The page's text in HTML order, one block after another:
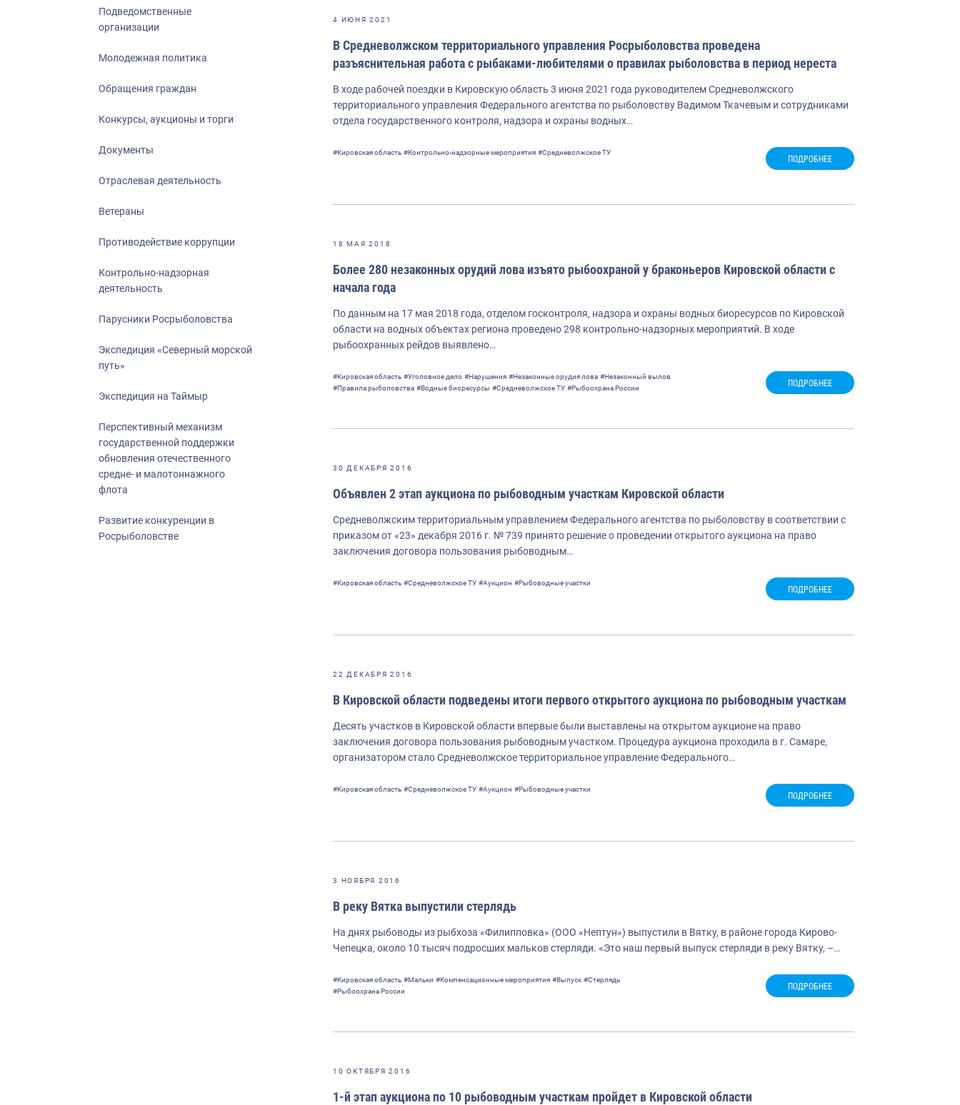
Подведомственные
организации
Молодежная политика
Обращения граждан
Конкурсы, аукционы и торги
Документы
Отраслевая деятельность
Ветераны
Противодействие коррупции
Контрольно-надзорная
деятельность
Парусники Росрыболовства
Экспедиция «Северный морской
путь»
Экспедиция на Таймыр
Перспективный механизм
государственной поддержки
обновления отечественного
средне- и малотоннажного
флота
Развитие конкуренции в
Росрыболовстве
4 ИЮНЯ 2021
В Средневолжском территориального управления Росрыболовства проведена
разъяснительная работа с рыбаками-любителями о правилах рыболовства в период нереста
В ходе рабочей поездки в Кировскую область 3 июня 2021 года руководителем Средневолжского
территориального управления Федерального агентства по рыболовству Вадимом Ткачевым и сотрудниками
отдела государственного контроля, надзора и охраны водных…
#Кировская область #Контрольно-надзорные мероприятия #Средневолжское ТУ
ПОДРОБНЕЕ
18 МАЯ 2018
Более 280 незаконных орудий лова изъято рыбоохраной у браконьеров Кировской области с
начала года
По данным на 17 мая 2018 года, отделом госконтроля, надзора и охраны водных биоресурсов по Кировской
области на водных объектах региона проведено 298 контрольно-надзорных мероприятий. В ходе
рыбоохранных рейдов выявлено…
#Кировская область #Уголовное дело #Нарушения #Незаконные орудия лова #Незаконный вылов
#Правила рыболовства #Водные биоресурсы #Средневолжское ТУ #Рыбоохрана России ПОДРОБНЕЕ
30 ДЕКАБРЯ 2016
Объявлен 2 этап аукциона по рыбоводным участкам Кировской области
Средневолжским территориальным управлением Федерального агентства по рыболовству в соответствии с
приказом от «23» декабря 2016 г. № 739 принято решение о проведении открытого аукциона на право
заключения договора пользования рыбоводным…
#Кировская область #Средневолжское ТУ #Аукцион #Рыбоводные участки
ПОДРОБНЕЕ
22 ДЕКАБРЯ 2016
В Кировской области подведены итоги первого открытого аукциона по рыбоводным участкам
Десять участков в Кировской области впервые были выставлены на открытом аукционе на право
заключения договора пользования рыбоводным участком. Процедура аукциона проходила в г. Самаре,
организатором стало Средневолжское территориальное управление Федерального…
#Кировская область #Средневолжское ТУ #Аукцион #Рыбоводные участки
ПОДРОБНЕЕ
3 НОЯБРЯ 2016
В реку Вятка выпустили стерлядь
На днях рыбоводы из рыбхоза «Филипповка» (ООО «Нептун») выпустили в Вятку, в районе города Кирово-
Чепецка, около 10 тысяч подросших мальков стерляди. «Это наш первый выпуск стерляди в реку Вятку, –…
#Кировская область #Мальки #Компенсационные мероприятия #Выпуск #Стерлядь
#Рыбоохрана России
ПОДРОБНЕЕ
10 ОКТЯБРЯ 2016
1-й этап аукциона по 10 рыбоводным участкам пройдет в Кировской области